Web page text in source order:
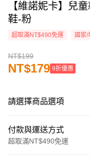
【維諾妮卡】兒
鞋-粉
超取滿NT$490免運 國家/
NT$199
NT$179 9折優惠
請選擇商品選項
付款與運送方式
超取滿NT$490免運